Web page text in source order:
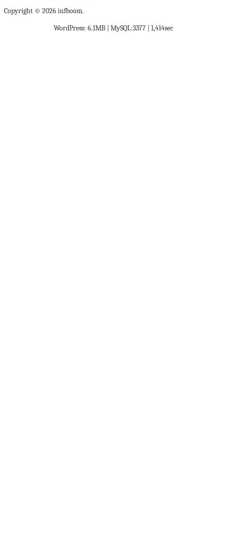
Copyright © 2026 infboom.
WordPress: 6.1MB | MySQL:3377 | 1,414sec